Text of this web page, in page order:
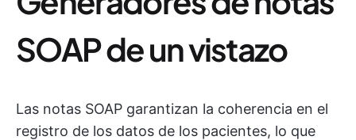
SOAP de un vistazo
Las notas SOAP garantizan la coherencia en el
registro de los datos de los pacientes, lo que